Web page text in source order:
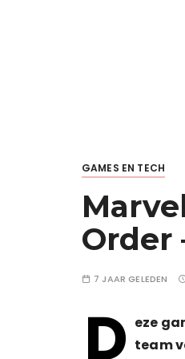
GAMES EN TECH
Order
7 JAAR GELEDEN
D eze
team